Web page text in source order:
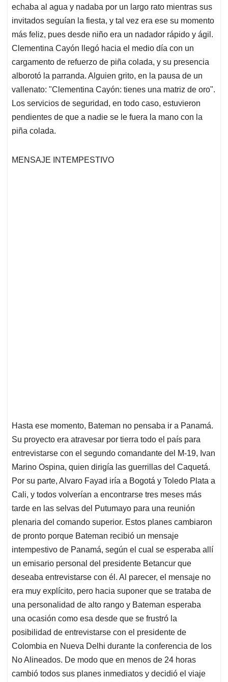
echaba al agua y nadaba por un largo rato mientras sus
invitados seguían la fiesta, y tal vez era ese su momento
más feliz, pues desde niño era un nadador rápido y ágil.
Clementina Cayón llegó hacia el medio día con un
cargamento de refuerzo de piña colada, y su presencia
alborotó la parranda. Alguien grito, en la pausa de un
vallenato: "Clementina Cayón: tienes una matriz de oro".
Los servicios de seguridad, en todo caso, estuvieron
pendientes de que a nadie se le fuera la mano con la
piña colada.
MENSAJE INTEMPESTIVO
Hasta ese momento, Bateman no pensaba ir a Panamá.
Su proyecto era atravesar por tierra todo el país para
entrevistarse con el segundo comandante del M-19, Ivan
Marino Ospina, quien dirigía las guerrillas del Caquetá.
Por su parte, Alvaro Fayad iría a Bogotá y Toledo Plata a
Cali, y todos volverían a encontrarse tres meses más
tarde en las selvas del Putumayo para una reunión
plenaria del comando superior. Estos planes cambiaron
de pronto porque Bateman recibió un mensaje
intempestivo de Panamá, según el cual se esperaba allí
un emisario personal del presidente Betancur que
deseaba entrevistarse con él. Al parecer, el mensaje no
era muy explícito, pero hacia suponer que se trataba de
una personalidad de alto rango y Bateman esperaba
una ocasión como esa desde que se frustró la
posibilidad de entrevistarse con el presidente de
Colombia en Nueva Delhi durante la conferencia de los
No Alineados. De modo que en menos de 24 horas
cambió todos sus planes inmediatos y decidió el viaje